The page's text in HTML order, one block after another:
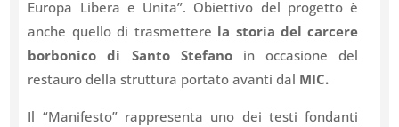
Europa Libera e Unita”. Obiettivo del progetto è
anche quello di trasmettere la storia del carcere
borbonico di Santo Stefanoin occasione del
restauro della struttura portato avanti dal MIC.
Il “Manifesto” rappresenta uno dei testi fondanti